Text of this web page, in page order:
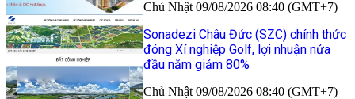
Chủ Nhật 09/08/2026 08:40 (GMT+7)
Sonadezi Châu Đức (SZC) chính thức
đóng Xí nghiệp Golf, lợi nhuận nửa
đầu năm giảm 80%
Chủ Nhật 09/08/2026 08:40 (GMT+7)